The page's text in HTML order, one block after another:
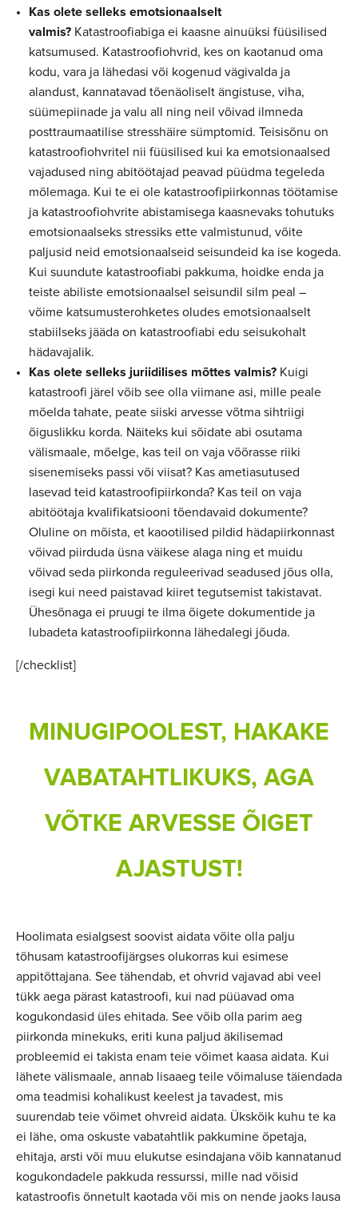
Kas olete selleks emotsionaalselt
valmis? Katastroofiabiga ei kaasne ainuüksi füüsilised
katsumused. Katastroofiohvrid, kes on kaotanud oma
kodu, vara ja lähedasi või kogenud vägivalda ja
alandust, kannatavad tõenäoliselt ängistuse, viha,
süümepiinade ja valu all ning neil võivad ilmneda
posttraumaatilise stresshäire sümptomid. Teisisõnu on
katastroofiohvritel nii füüsilised kui ka emotsionaalsed
vajadused ning abitöötajad peavad püüdma tegeleda
mõlemaga. Kui te ei ole katastroofipiirkonnas töötamise
ja katastroofiohvrite abistamisega kaasnevaks tohutuks
emotsionaalseks stressiks ette valmistunud, võite
paljusid neid emotsionaalseid seisundeid ka ise kogeda.
Kui suundute katastroofiabi pakkuma, hoidke enda ja
teiste abiliste emotsionaalsel seisundil silm peal –
võime katsumusterohketes oludes emotsionaalselt
stabiilseks jääda on katastroofiabi edu seisukohalt
hädavajalik.
Kas olete selleks juriidilises mõttes valmis? Kuigi
katastroofi järel võib see olla viimane asi, mille peale
mõelda tahate, peate siiski arvesse võtma sihtriigi
õiguslikku korda. Näiteks kui sõidate abi osutama
välismaale, mõelge, kas teil on vaja võõrasse riiki
sisenemiseks passi või viisat? Kas ametiasutused
lasevad teid katastroofipiirkonda? Kas teil on vaja
abitöötaja kvalifikatsiooni tõendavaid dokumente?
Oluline on mõista, et kaootilised pildid hädapiirkonnast
võivad piirduda üsna väikese alaga ning et muidu
võivad seda piirkonda reguleerivad seadused jõus olla,
isegi kui need paistavad kiiret tegutsemist takistavat.
Ühesõnaga ei pruugi te ilma õigete dokumentide ja
lubadeta katastroofipiirkonna lähedalegi jõuda.
[/checklist]
MINUGIPOOLEST, HAKAKE
VABATAHTLIKUKS, AGA
VÕTKE ARVESSE ÕIGET
AJASTUST!
Hoolimata esialgsest soovist aidata võite olla palju
tõhusam katastroofijärgses olukorras kui esimese
appitõttajana. See tähendab, et ohvrid vajavad abi veel
tükk aega pärast katastroofi, kui nad püüavad oma
kogukondasid üles ehitada. See võib olla parim aeg
piirkonda minekuks, eriti kuna paljud äkilisemad
probleemid ei takista enam teie võimet kaasa aidata. Kui
lähete välismaale, annab lisaaeg teile võimaluse täiendada
oma teadmisi kohalikust keelest ja tavadest, mis
suurendab teie võimet ohvreid aidata. Ükskõik kuhu te ka
ei lähe, oma oskuste vabatahtlik pakkumine õpetaja,
ehitaja, arsti või muu elukutse esindajana võib kannatanud
kogukondadele pakkuda ressurssi, mille nad võisid
katastroofis õnnetult kaotada või mis on nende jaoks lausa